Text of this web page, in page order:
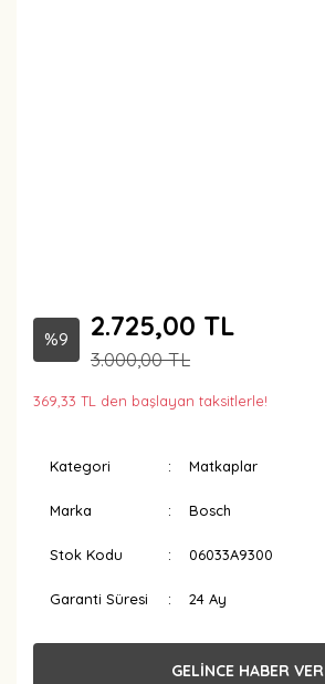
%9 2.725,00 TL
3.000,00 TL
369,33 TL den başlayan taksitlerle!
Kategori Matkaplar
Marka Bosch
Stok Kodu 06033A9300
Garanti Süresi 24 Ay
GELİNCE HABER VER